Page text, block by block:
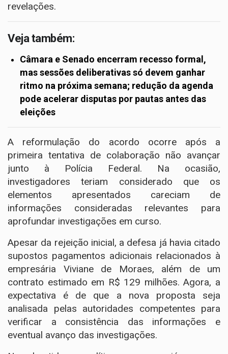
revelações.
Veja também:
Câmara e Senado encerram recesso formal,
mas sessões deliberativas só devem ganhar
ritmo na próxima semana; redução da agenda
pode acelerar disputas por pautas antes das
eleições
A reformulação do acordo ocorre após a
primeira tentativa de colaboração não avançar
junto à Polícia Federal. Na ocasião,
investigadores teriam considerado que os
elementos apresentados careciam de
informações consideradas relevantes para
aprofundar investigações em curso.
Apesar da rejeição inicial, a defesa já havia citado
supostos pagamentos adicionais relacionados à
empresária Viviane de Moraes, além de um
contrato estimado em R$ 129 milhões. Agora, a
expectativa é de que a nova proposta seja
analisada pelas autoridades competentes para
verificar a consistência das informações e
eventual avanço das investigações.